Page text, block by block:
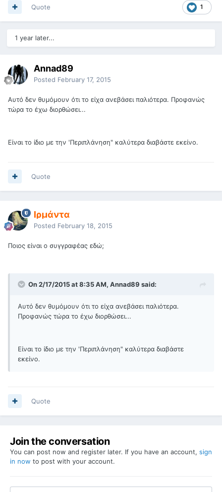
1
Quote
1 year later...
Annad89
Posted February 17, 2015
Αυτό δεν θυμόμουν ότι το είχα ανεβάσει παλιότερα. Προφανώς
τώρα το έχω διορθώσει...
Είναι το ίδιο με την 'Περιπλάνηση" καλύτερα διαβάστε εκείνο.
Quote
Ιρμάντα
Posted February 18, 2015
Ποιος είναι ο συγγραφέας εδώ;
On 2/17/2015 at 8:35 AM, Annad89 said:
Αυτό δεν θυμόμουν ότι το είχα ανεβάσει παλιότερα.
Προφανώς τώρα το έχω διορθώσει...
Είναι το ίδιο με την 'Περιπλάνηση" καλύτερα διαβάστε
εκείνο.
Quote
Join the conversation
You can post now and register later. If you have an account, sign
in now to post with your account.